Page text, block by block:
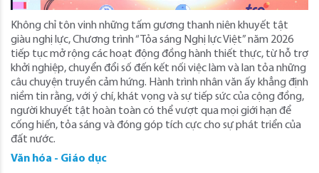
Không chỉ tôn vinh những tấm gương thanh niên khuyết tật
giàu nghị lực, Chương trình “Tỏa sáng Nghị lực Việt” năm 2026
tiếp tục mở rộng các hoạt động đồng hành thiết thực, từ hỗ trợ
khởi nghiệp, chuyển đổi số đến kết nối việc làm và lan tỏa những
câu chuyện truyền cảm hứng. Hành trình nhân văn ấy khẳng định
niềm tin rằng, với ý chí, khát vọng và sự tiếp sức của cộng đồng,
người khuyết tật hoàn toàn có thể vượt qua mọi giới hạn để
cống hiến, tỏa sáng và đóng góp tích cực cho sự phát triển của
đất nước.
Văn hóa - Giáo dục